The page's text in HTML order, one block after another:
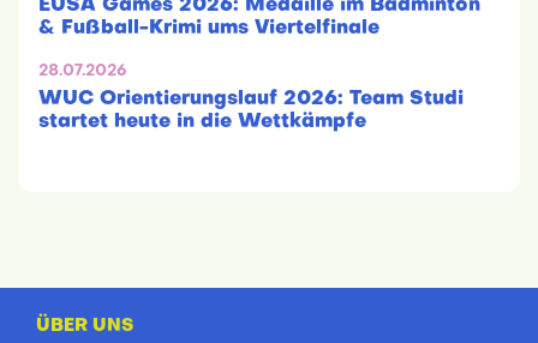
EUSA Games 2026: Medaille im Badminton
& Fußball-Krimi ums Viertelfinale
28.07.2026
WUC Orientierungslauf 2026: Team Studi
startet heute in die Wettkämpfe
ÜBER UNS